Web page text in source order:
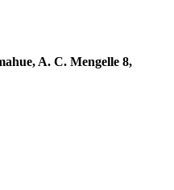
A. C. Mengelle 8,